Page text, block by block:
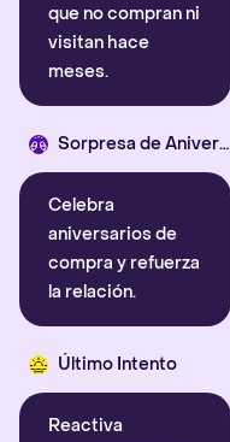
que no compran ni
visitan hace
meses.
Sorpresa de Aniversario
Celebra
aniversarios de
compra y refuerza
la relación.
Último Intento
Reactiva